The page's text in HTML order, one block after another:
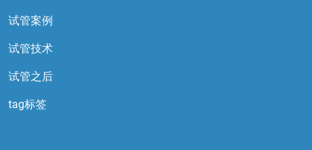
试管案例
试管技术
试管之后
tag标签